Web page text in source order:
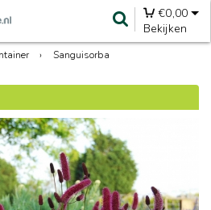
€0,00
Bekijken
› Sanguisorba